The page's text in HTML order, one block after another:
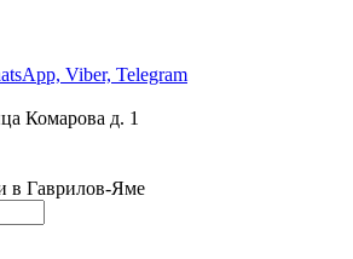
Viber, Telegram
Комарова д. 1
в Гаврилов-Яме